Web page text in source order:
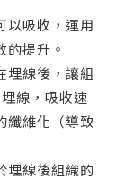
以吸收，運用
提升。
埋線後，讓組
線，吸收速
纖維化（導致
埋線後組織的